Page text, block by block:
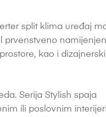
split klima uređaj
prvenstveno
kao i dizajnerski
Serija Stylish spaja
ili poslovnim